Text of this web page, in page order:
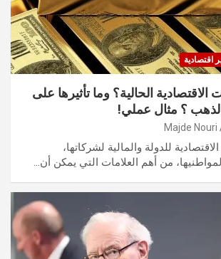
اقتصادية
الاقتصادية الحالية؟ وما تأثيرها على
؟ مثال عملي!
Majde Nouri
للدولة والمالية لشركاتها،
من أهم العلامات التي يمكن أن…